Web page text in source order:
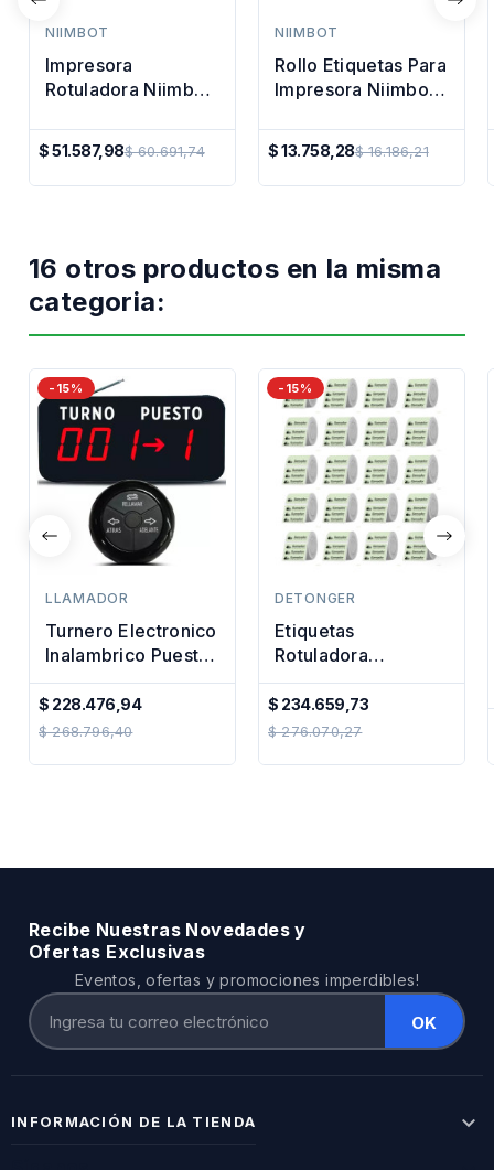
NIIMBOT
Impresora
Rotuladora Niimbot
$ 51.587,98
Precio
Regular
$ 60.691,74
NIIMBOT
Rollo Etiquetas Para
Impresora Niimbot
$ 13.758,28
Precio
Regular
$ 16.186,21
16 otros productos en la misma
categoria:
-15%
LLAMADOR
Turnero Electronico
Inalambrico Puesto
Y Turno Premium
$ 228.476,94
Precio
Regular
$ 268.796,40
-15%
DETONGER
Etiquetas
Rotuladora
Impresora Termica
30x15mm Colores
X20u
$ 234.659,73
Precio
Regular
$ 276.070,27
Recibe Nuestras Novedades y
Ofertas Exclusivas
Eventos, ofertas y promociones imperdibles!
INFORMACIÓN DE LA TIENDA 